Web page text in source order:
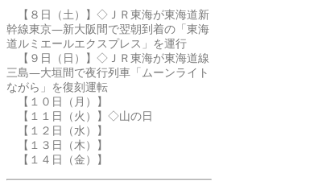
【８日（土）】◇ＪＲ東海が東海道新
幹線東京―新大阪間で翌朝到着の「東海
道ルミエールエクスプレス」を運行
【９日（日）】◇ＪＲ東海が東海道線
三島―大垣間で夜行列車「ムーンライト
ながら」を復刻運転
【１０日（月）】
【１１日（火）】◇山の日
【１２日（水）】
【１３日（木）】
【１４日（金）】